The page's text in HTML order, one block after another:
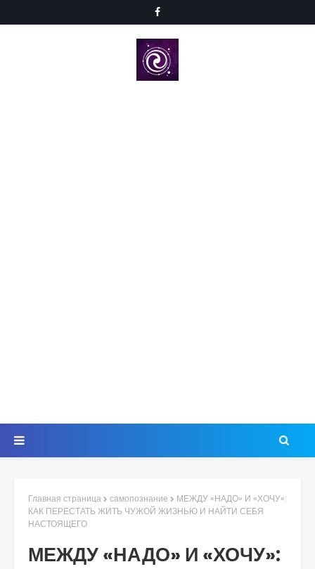
Главная страница самопознание
МЕЖДУ «НАДО» И «ХОЧУ»:
КАК ПЕРЕСТАТЬ ЖИТЬ ЧУЖОЙ ЖИЗНЬЮ И НАЙТИ СЕБЯ
НАСТОЯЩЕГО
МЕЖДУ «НАДО» И «ХОЧУ»: